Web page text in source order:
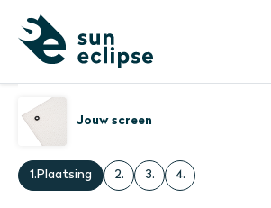
Jouw screen
1.Plaatsing 2. 3. 4.